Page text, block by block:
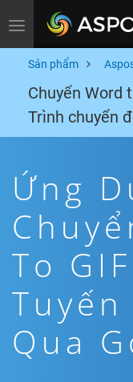
Toggle navigation
Sản phẩm
Chuyển Word
Trình chuyển
Ứng
To
Qua